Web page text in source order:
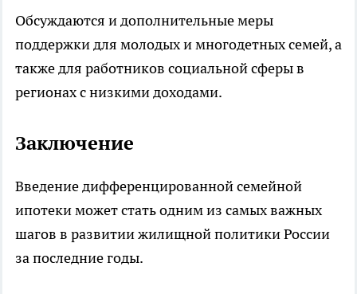
Обсуждаются и дополнительные меры
поддержки для молодых и многодетных семей, а
также для работников социальной сферы в
регионах с низкими доходами.
Заключение
Введение дифференцированной семейной
ипотеки может стать одним из самых важных
шагов в развитии жилищной политики России
за последние годы.